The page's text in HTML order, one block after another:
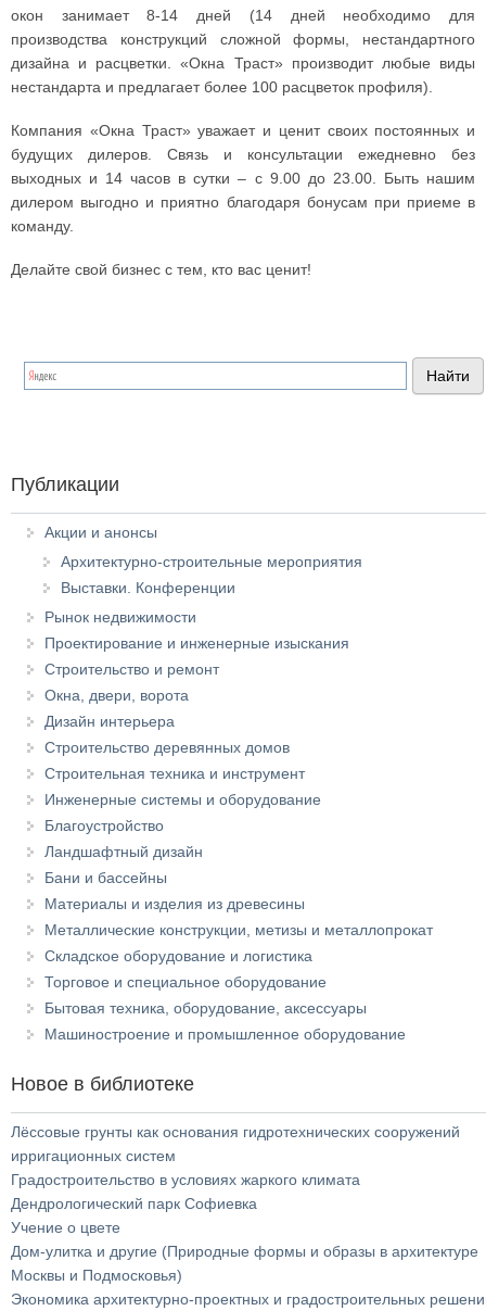
окон занимает 8-14 дней (14 дней необходимо для
производства конструкций сложной формы, нестандартного
дизайна и расцветки. «Окна Траст» производит любые виды
нестандарта и предлагает более 100 расцветок профиля).
Компания «Окна Траст» уважает и ценит своих постоянных и
будущих дилеров. Связь и консультации ежедневно без
выходных и 14 часов в сутки – с 9.00 до 23.00. Быть нашим
дилером выгодно и приятно благодаря бонусам при приеме в
команду.
Делайте свой бизнес с тем, кто вас ценит!
Публикации
Акции и анонсы
Архитектурно-строительные мероприятия
Выставки. Конференции
Рынок недвижимости
Проектирование и инженерные изыскания
Строительство и ремонт
Окна, двери, ворота
Дизайн интерьера
Строительство деревянных домов
Строительная техника и инструмент
Инженерные системы и оборудование
Благоустройство
Ландшафтный дизайн
Бани и бассейны
Материалы и изделия из древесины
Металлические конструкции, метизы и металлопрокат
Складское оборудование и логистика
Торговое и специальное оборудование
Бытовая техника, оборудование, аксессуары
Машиностроение и промышленное оборудование
Новое в библиотеке
Лёссовые грунты как основания гидротехнических сооружений
ирригационных систем
Градостроительство в условиях жаркого климата
Дендрологический парк Софиевка
Учение о цвете
Дом-улитка и другие (Природные формы и образы в архитектуре
Москвы и Подмосковья)
Экономика архитектурно-проектных и градостроительных